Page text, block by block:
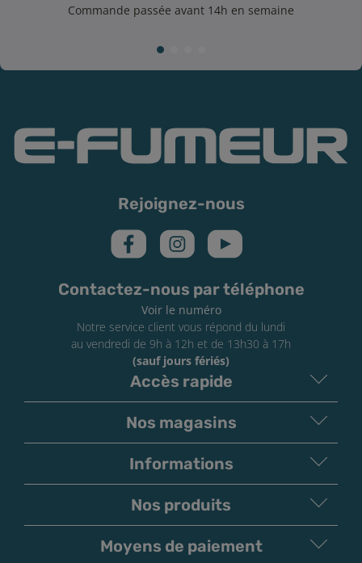
chaque utilisation
Dangereux, respecter les précautions d’emploi. Les
règlement n°1272/2008.
Conformément à la règlementation en vigueur, l’une
présentes sur le flacon :
6 mg/ml de nicotine :
H311Toxique par contact
cutané, catégorie 3
12 mg/ml de nicotine :H311Toxique par contact
cutané, catégorie 3
16 mg/ml de nicotine : H311 Toxique par contact
cutané, catégorie 3
À conserver sous clé et hors de portée des enfants.
n'avez jamais fumé, ne commencez pas !
Commande passée avant 14h en semaine
Rejoignez-nous
Contactez-nous par téléphone
Voir le numéro
Notre service client vous répond du lundi
au vendredi de 9h à 12h et de 13h30 à 17h
(sauf jours fériés)
Accès rapide
Nos magasins
Informations
Nos produits
Moyens de paiement